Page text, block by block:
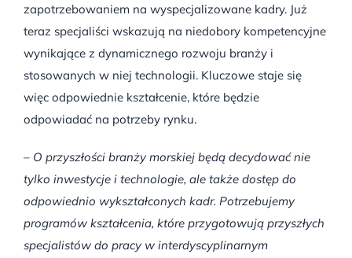
zapotrzebowaniem na wyspecjalizowane kadry. Już
teraz specjaliści wskazują na niedobory kompetencyjne
wynikające z dynamicznego rozwoju branży i
stosowanych w niej technologii. Kluczowe staje się
więc odpowiednie kształcenie, które będzie
odpowiadać na potrzeby rynku.
– O przyszłości branży morskiej będą decydować nie
tylko inwestycje i technologie, ale także dostęp do
odpowiednio wykształconych kadr. Potrzebujemy
programów kształcenia, które przygotowują przyszłych
specjalistów do pracy w interdyscyplinarnym